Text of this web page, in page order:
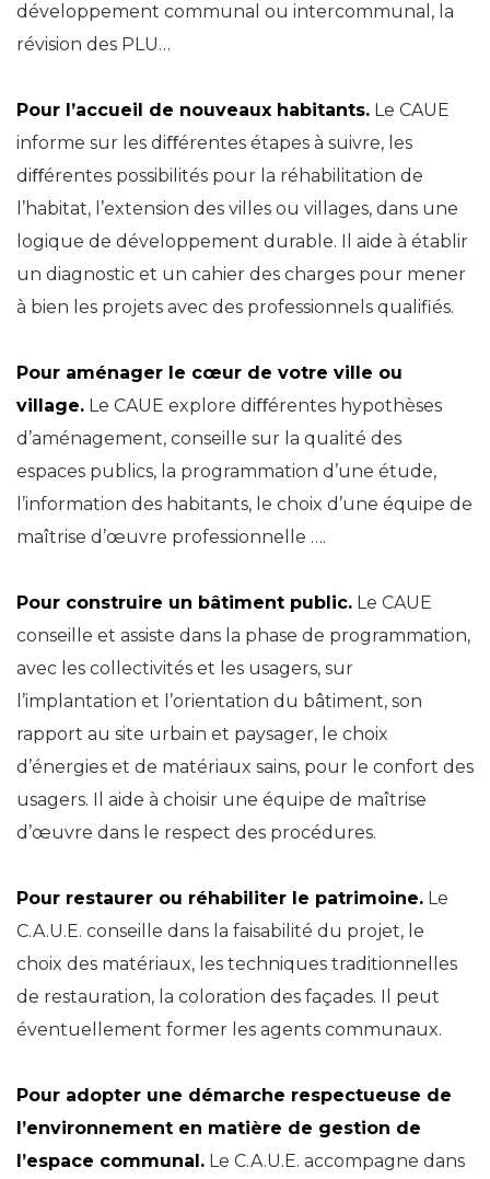
développement communal ou intercommunal, la
révision des PLU…
Pour l’accueil de nouveaux habitants. Le CAUE
informe sur les diﬀérentes étapes à suivre, les
diﬀérentes possibilités pour la réhabilitation de
l’habitat, l’extension des villes ou villages, dans une
logique de développement durable. Il aide à établir
un diagnostic et un cahier des charges pour mener
à bien les projets avec des professionnels qualifiés.
Pour aménager le cœur de votre ville ou
village. Le CAUE explore diﬀérentes hypothèses
d’aménagement, conseille sur la qualité des
espaces publics, la programmation d’une étude,
l’information des habitants, le choix d’une équipe de
maîtrise d’œuvre professionnelle ….
Pour construire un bâtiment public. Le CAUE
conseille et assiste dans la phase de programmation,
avec les collectivités et les usagers, sur
l’implantation et l’orientation du bâtiment, son
rapport au site urbain et paysager, le choix
d’énergies et de matériaux sains, pour le confort des
usagers. Il aide à choisir une équipe de maîtrise
d’œuvre dans le respect des procédures.
Pour restaurer ou réhabiliter le patrimoine. Le
C.A.U.E. conseille dans la faisabilité du projet, le
choix des matériaux, les techniques traditionnelles
de restauration, la coloration des façades. Il peut
éventuellement former les agents communaux.
Pour adopter une démarche respectueuse de
l’environnement en matière de gestion de
l’espace communal. Le C.A.U.E. accompagne dans